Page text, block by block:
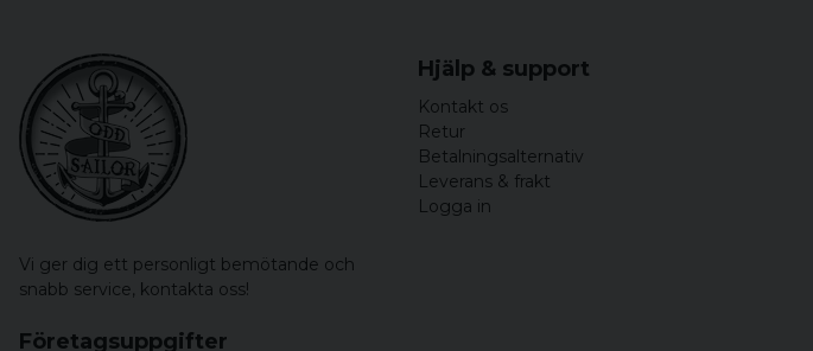
Vi ger dig ett personligt bemötande och
snabb service, kontakta oss!
Hjälp & support
Kontakt os
Retur
Betalningsalternativ
Leverans & frakt
Logga in
Företagsuppgifter